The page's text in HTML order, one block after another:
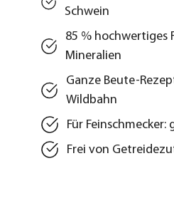
Schwein
85 % hochwertiges
Mineralien
Ganze Beute-
Wildbahn
Für
Frei von